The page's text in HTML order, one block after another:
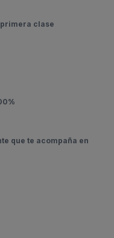
clase
que te acompaña en